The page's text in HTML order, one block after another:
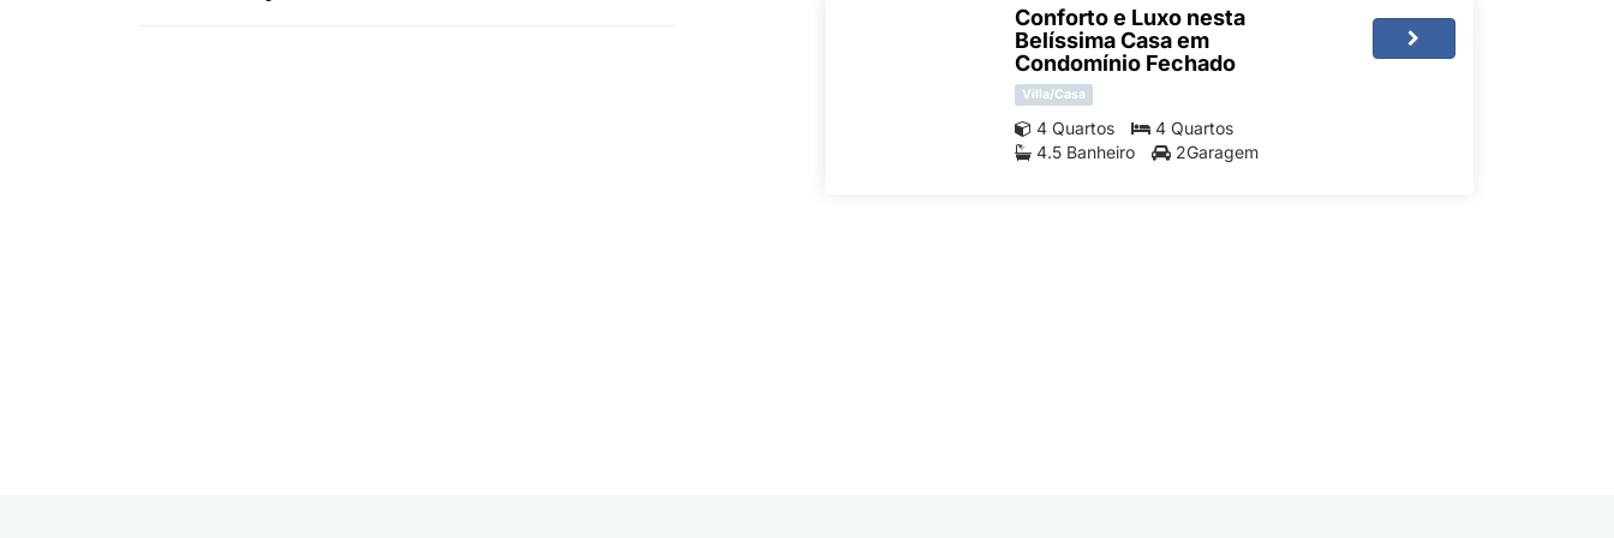
Conforto e Luxo nesta
Belíssima Casa em
Condomínio Fechado
Villa/Casa
4 Quartos
4 Quartos
4.5 Banheiro
2Garagem